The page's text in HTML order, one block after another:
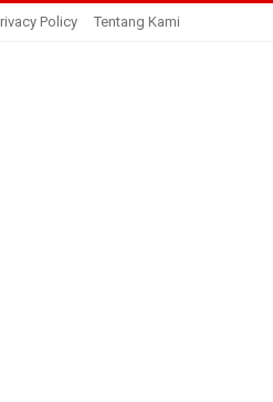
Policy Tentang Kami